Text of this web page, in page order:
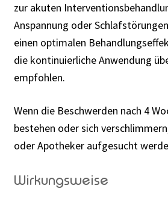
zur akuten
Anspannung oder
einen optimalen
die kontinuierliche Anwendung
empfohlen.
Wenn die Beschwerden nach 4
bestehen oder sich
oder Apotheker aufgesucht
Wirkungsweise